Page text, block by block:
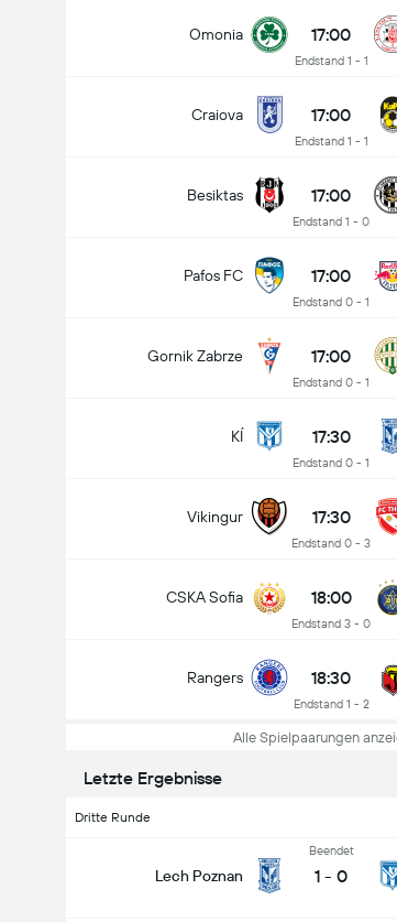
Omonia 17:00
Endstand 1 - 1
Craiova 17:00
Endstand 1 - 1
Besiktas 17:00
Endstand 1 - 0
Pafos FC 17:00
Endstand 0 - 1
Gornik Zabrze 17:00
Endstand 0 - 1
KÍ 17:30
Endstand 0 - 1
Vikingur 17:30
Endstand 0 - 3
CSKA Sofia 18:00
Endstand 3 - 0
Rangers 18:30
Endstand 1 - 2
Alle Spielpaarungen
Letzte Ergebnisse
Dritte Runde
Lech Poznan
Beendet
1 - 0